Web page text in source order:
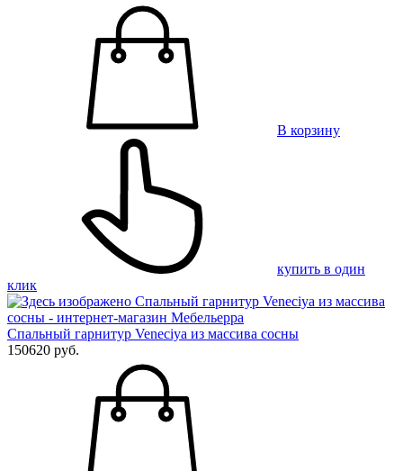
В корзину
купить в один
клик
Спальный гарнитур Veneciya из массива сосны
150620 руб.